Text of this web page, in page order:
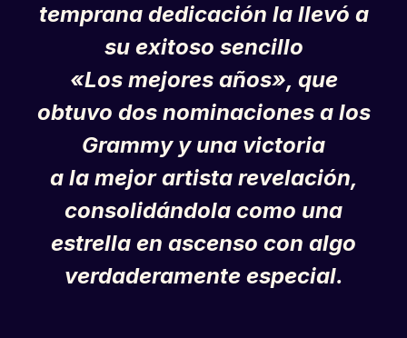
temprana dedicación la llevó a
su exitoso sencillo
«Los mejores años», que
obtuvo dos nominaciones a los
Grammy y una victoria
a la mejor artista revelación,
consolidándola como una
estrella en ascenso con algo
verdaderamente especial.